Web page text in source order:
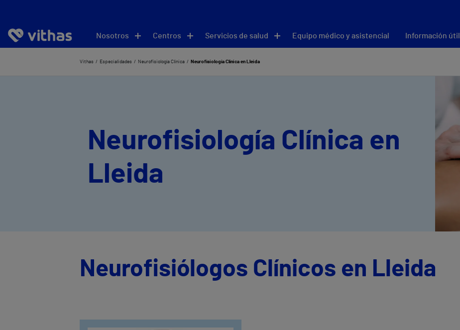
Nosotros Centros Servicios de salud Equipo médico y asistencial Información útil
Vithas Especialidades Neurofisiología Clínica Neurofisiología Clínica en Lleida
Neurofisiología Clínica en
Lleida
Neurofisiólogos Clínicos en Lleida